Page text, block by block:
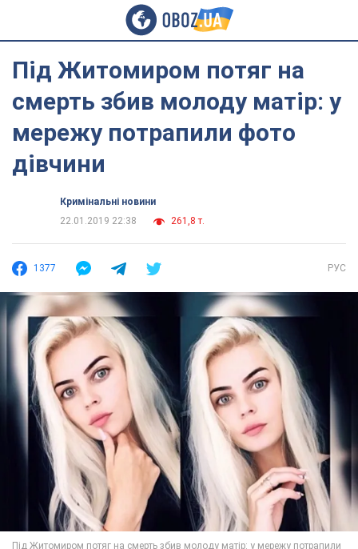
Під Житомиром потяг на
смерть збив молоду матір: у
мережу потрапили фото
дівчини
Кримінальні новини
22.01.2019 22:38
261,8 т.
1377 РУС